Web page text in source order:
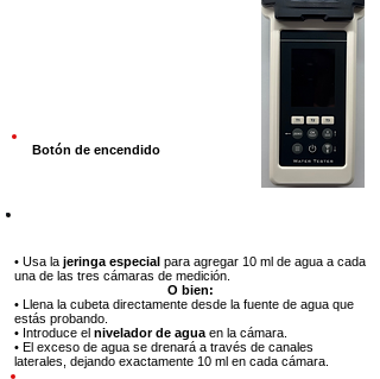
Botón de encendido
• Usa la jeringa especial para agregar 10 ml de agua a cada
una de las tres cámaras de medición.
O bien:
• Llena la cubeta directamente desde la fuente de agua que
estás probando.
• Introduce el nivelador de agua en la cámara.
• El exceso de agua se drenará a través de canales
laterales, dejando exactamente 10 ml en cada cámara.